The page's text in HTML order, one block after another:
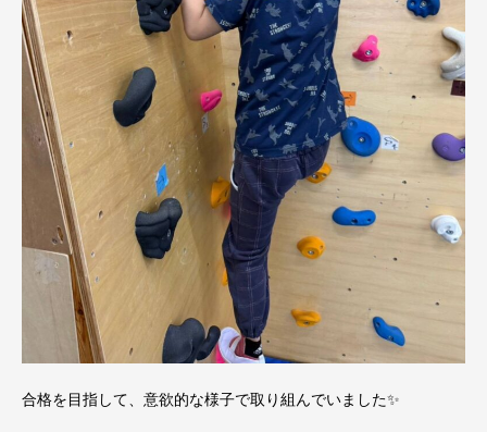
合格を目指して、意欲的な様子で取り組んでいました✨